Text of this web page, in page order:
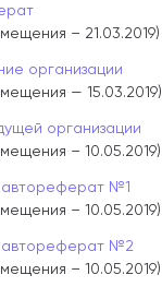
– 21.03.2019)
организации
— 15.03.2019)
организации
– 10.05.2019)
автореферат №1
– 10.05.2019)
автореферат №2
– 10.05.2019)